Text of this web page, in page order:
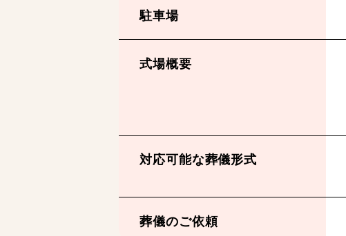
駐車場
式場概要
対応可能な葬儀形式
葬儀のご依頼